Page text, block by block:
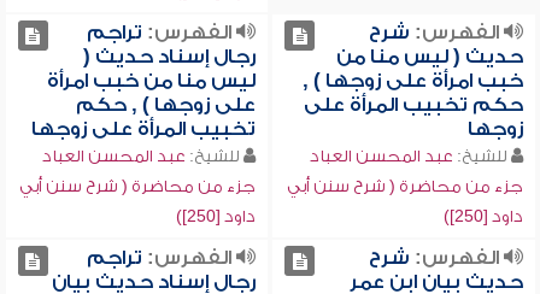
الفهرس: شرح
حديث ( ليس منا من
خبب امرأة على زوجها ) ,
حكم تخبيب المرأة على
زوجها
للشيخ: عبد المحسن العباد
جزء من محاضرة ( شرح سنن أبي
داود [250])
الفهرس: تراجم
رجال إسناد حديث (
ليس منا من خبب امرأة
على زوجها ) , حكم
تخبيب المرأة على زوجها
للشيخ: عبد المحسن العباد
جزء من محاضرة ( شرح سنن أبي
داود [250])
الفهرس: شرح
حديث بيان ابن عمر
الفهرس: تراجم
رجال إسناد حديث بيان